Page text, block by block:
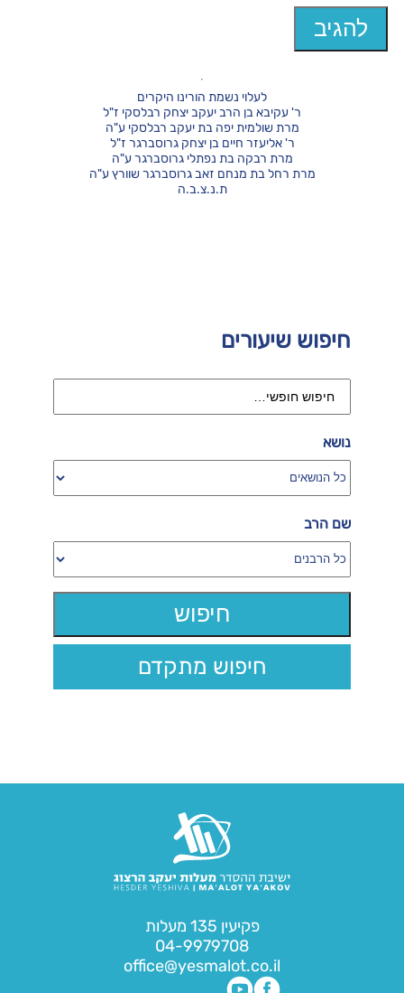
חיפוש שיעורים
נושא
שם הרב
חיפוש מתקדם
לעלוי נשמת הורינו היקרים
ר' עקיבא בן הרב יעקב יצחק רבלסקי ז"ל
מרת שולמית יפה בת יעקב רבלסקי ע"ה
ר' אליעזר חיים בן יצחק גרוסברגר ז"ל
מרת רבקה בת נפתלי גרוסברגר ע"ה
מרת רחל בת מנחם זאב גרוסברגר שוורץ ע"ה
ת.נ.צ.ב.ה
פקיעין 135 מעלות
04-9979708
office@yesmalot.co.il